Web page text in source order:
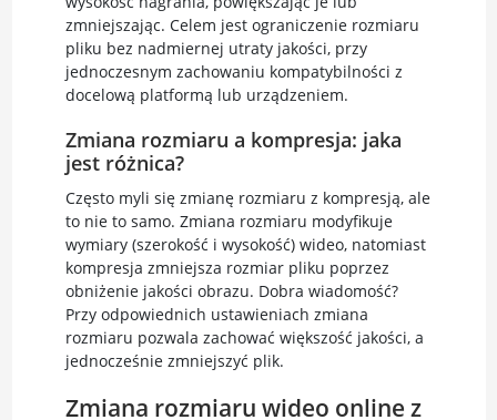
zmniejszając. Celem jest ograniczenie rozmiaru
pliku bez nadmiernej utraty jakości, przy
jednoczesnym zachowaniu kompatybilności z
docelową platformą lub urządzeniem.
Zmiana rozmiaru a kompresja: jaka
jest różnica?
Często myli się zmianę rozmiaru z kompresją, ale
to nie to samo. Zmiana rozmiaru modyfikuje
wymiary (szerokość i wysokość) wideo, natomiast
kompresja zmniejsza rozmiar pliku poprzez
obniżenie jakości obrazu. Dobra wiadomość?
Przy odpowiednich ustawieniach zmiana
rozmiaru pozwala zachować większość jakości, a
jednocześnie zmniejszyć plik.
Zmiana rozmiaru wideo online z